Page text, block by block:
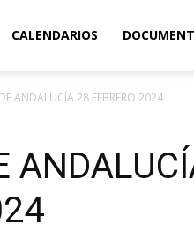
CALENDARIOS
ANDALUCÍA 28 FEBRERO 2024